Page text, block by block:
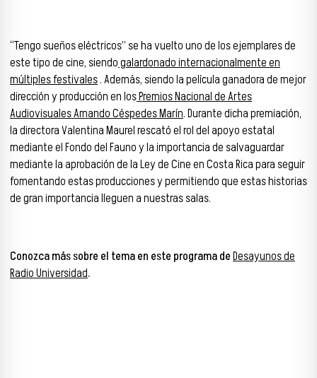
“Tengo sueños eléctricos” se ha vuelto uno de los ejemplares de
este tipo de cine, siendogalardonado internacionalmente en
múltiples festivales. Además, siendo la película ganadora de mejor
dirección y producción en losPremios Nacional de Artes
Audiovisuales Amando Céspedes Marín. Durante dicha premiación,
la directora Valentina Maurel rescató el rol del apoyo estatal
mediante el Fondo del Fauno y la importancia de salvaguardar
mediante la aprobación de la Ley de Cine en Costa Rica para seguir
fomentando estas producciones y permitiendo que estas historias
de gran importancia lleguen a nuestras salas.
Conozca más sobre el tema en este programa deDesayunos de
Radio Universidad.